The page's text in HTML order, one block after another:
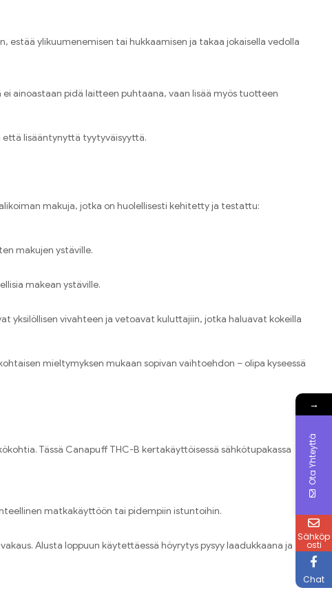
ylikuumenemisen tai hukkaamisen ja takaa jokaisella vedolla
ainoastaan pidä laitteen puhtaana, vaan lisää myös tuotteen
että lisääntynyttä tyytyväisyyttä.
makuja, jotka on huolellisesti kehitetty ja testattu:
makujen ystäville.
makean ystäville.
vivahteen ja vetoavat kuluttajiin, jotka haluavat kokeilla
mieltymyksen mukaan sopivan vaihtoehdon – olipa kyseessä
Tässä Canapuff THC-B kertakäyttöisessä sähkötupakassa
matkakäyttöön tai pidempiin istuntoihin.
Alusta loppuun käytettäessä höyrytys pysyy laadukkaana ja
→
Ota Yhteyttä
Sähköp
osti
Chat